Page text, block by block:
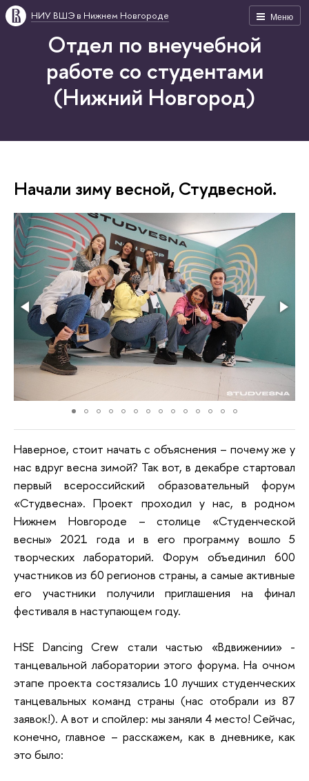
Меню
НИУ ВШЭ в Нижнем Новгороде
Отдел по внеучебной
работе со студентами
(Нижний Новгород)
Начали зиму весной, Студвесной.
Наверное, стоит начать с объяснения – почему же у
нас вдруг весна зимой? Так вот, в декабре стартовал
первый всероссийский образовательный форум
«Студвесна». Проект проходил у нас, в родном
Нижнем Новгороде – столице «Студенческой
весны» 2021 года и в его программу вошло 5
творческих лабораторий. Форум объединил 600
участников из 60 регионов страны, а самые активные
его участники получили приглашения на финал
фестиваля в наступающем году.
HSE Dancing Crew стали частью «Вдвижении» -
танцевальной лаборатории этого форума. На очном
этапе проекта состязались 10 лучших студенческих
танцевальных команд страны (нас отобрали из 87
заявок!). А вот и спойлер: мы заняли 4 место! Сейчас,
конечно, главное – расскажем, как в дневнике, как
это было: